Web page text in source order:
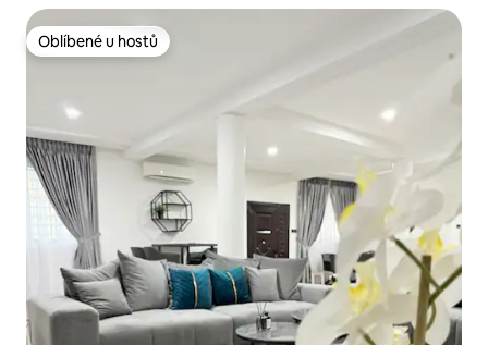
Oblíbené u hostů
Oblíbené u hostů